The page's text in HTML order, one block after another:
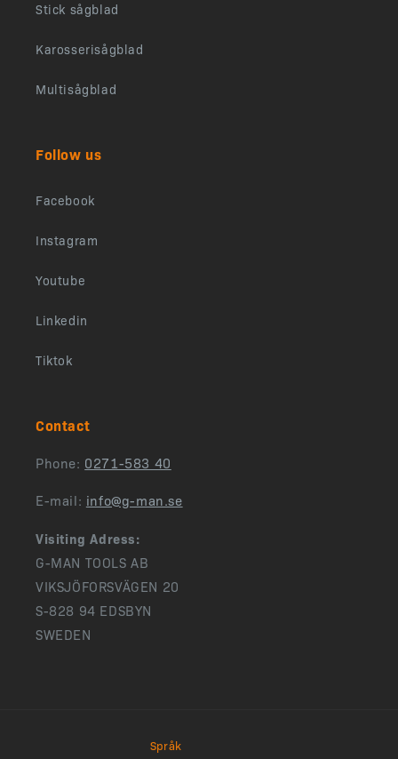
Stick sågblad
Karosserisågblad
Multisågblad
Follow us
Facebook
Instagram
Youtube
Linkedin
Tiktok
Contact
Phone: 0271-583 40
E-mail: info@g-man.se
Visiting Adress:
G-MAN TOOLS AB
VIKSJÖFORSVÄGEN 20
S-828 94 EDSBYN
SWEDEN
Språk